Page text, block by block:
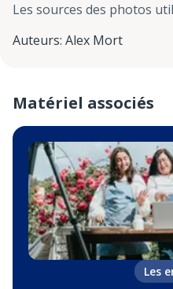
Les sources des photos
Auteurs: Alex Mort
Matériel associés
Les